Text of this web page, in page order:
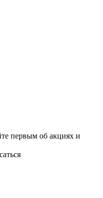
первым об акциях и